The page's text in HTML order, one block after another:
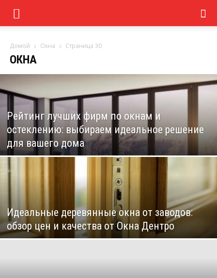
Домой Окна Страница 30
ОКНА
Рейтинг лучших фирм по окнам и
остеклению: выбираем идеальное решение
для вашего дома
Идеальные деревянные окна от заводов:
обзор цен и качества от Окна Дентро